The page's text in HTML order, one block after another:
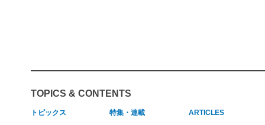
TOPICS & CONTENTS
トピックス 特集・連載 ARTICLES